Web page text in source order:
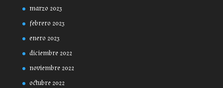
marzo 2023
febrero 2023
enero 2023
diciembre 2022
noviembre 2022
octubre 2022